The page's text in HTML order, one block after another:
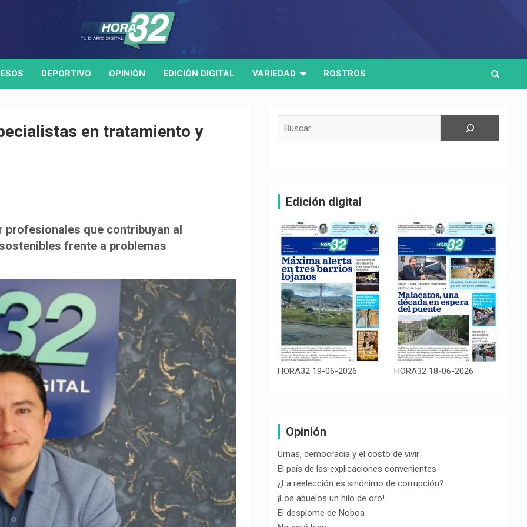
DEPORTIVO OPINIÓN EDICIÓN DIGITAL VARIEDAD ROSTROS
en tratamiento y
profesionales que contribuyan al
frente a problemas
Edición digital
HORA32 19-06-2026 HORA32 18-06-2026
Opinión
Urnas, democracia y el costo de vivir
El país de las explicaciones convenientes
¿La reelección es sinónimo de corrupción?
¡Los abuelos un hilo de oro!…
El desplome de Noboa